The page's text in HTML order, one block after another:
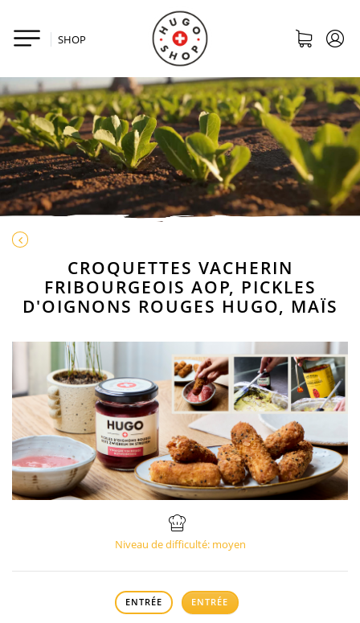
SHOP
CROQUETTES VACHERIN
FRIBOURGEOIS AOP, PICKLES
D'OIGNONS ROUGES HUGO, MAÏS
Niveau de difficulté: moyen
ENTRÉE ENTRÉE